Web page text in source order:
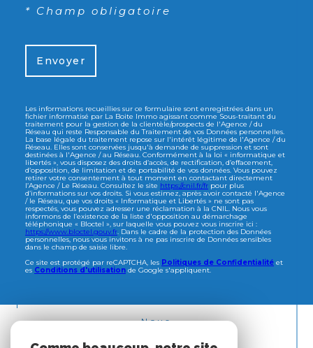
* Champ obligatoire
Envoyer
Les informations recueillies sur ce formulaire sont enregistrées dans un
fichier informatisé par La Boite Immo agissant comme Sous-traitant du
traitement pour la gestion de la clientèle/prospects de l'Agence / du
Réseau qui reste Responsable du Traitement de vos Données personnelles.
La base légale du traitement repose sur l'intérêt légitime de l'Agence / du
Réseau. Elles sont conservées jusqu'à demande de suppression et sont
destinées à l'Agence / au Réseau. Conformément à la loi « informatique et
libertés », vous disposez des droits d’accès, de rectification, d’effacement,
d’opposition, de limitation et de portabilité de vos données. Vous pouvez
retirer votre consentement à tout moment en contactant directement
l’Agence / Le Réseau. Consultez le site https://cnil.fr/fr pour plus
d’informations sur vos droits. Si vous estimez, après avoir contacté l'Agence
/ le Réseau, que vos droits « Informatique et Libertés » ne sont pas
respectés, vous pouvez adresser une réclamation à la CNIL. Nous vous
informons de l’existence de la liste d'opposition au démarchage
téléphonique « Bloctel », sur laquelle vous pouvez vous inscrire ici :
https://www.bloctel.gouv.fr. Dans le cadre de la protection des Données
personnelles, nous vous invitons à ne pas inscrire de Données sensibles
dans le champ de saisie libre.
Ce site est protégé par reCAPTCHA, les Politiques de Confidentialité et
es Conditions d'utilisation de Google s'appliquent.
Nous